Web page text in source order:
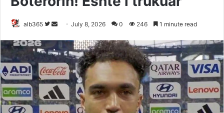
alb365
Follow
Twitter
Send
email
July 8, 2026 0 246 1 minute read